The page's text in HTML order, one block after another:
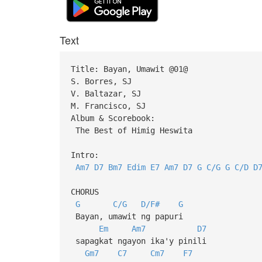
Text
Title: Bayan, Umawit @01@
S. Borres, SJ
V. Baltazar, SJ
M. Francisco, SJ
Album & Scorebook:
The Best of Himig Heswita
Intro:
Am7 D7 Bm7 Edim E7 Am7 D7 G C/G G C/D D7
CHORUS
G
C/G D/F#
G
Bayan, umawit ng papuri
Em
Am7
D7
sapagkat ngayon ika'y pinili
Gm7
C7 Cm7
F7